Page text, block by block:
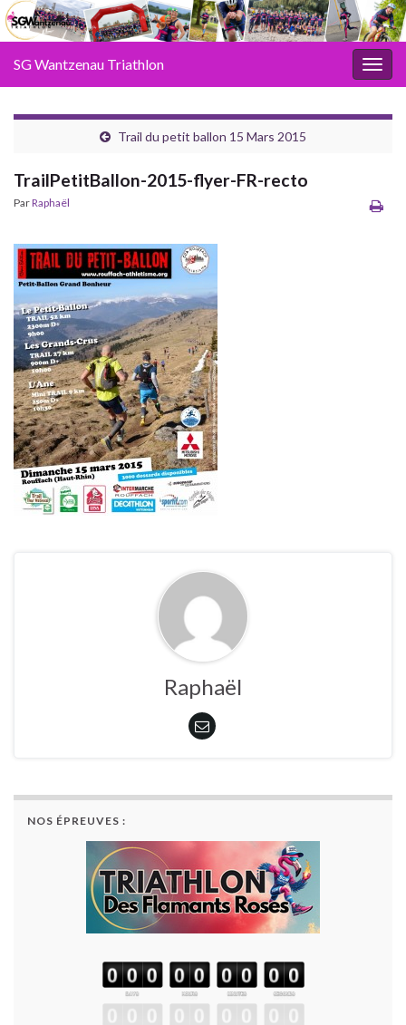
SG Wantzenau Triathlon
Trail du petit ballon 15 Mars 2015
TrailPetitBallon-2015-flyer-FR-recto
ParRaphaël
Raphaël
NOS ÉPREUVES :